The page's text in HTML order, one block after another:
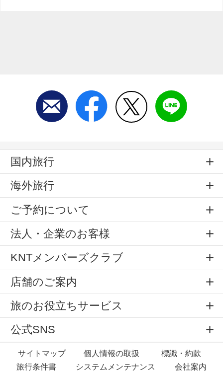
国内旅行
海外旅行
ご予約について
法人・企業のお客様
KNTメンバーズクラブ
店舗のご案内
旅のお役立ちサービス
公式SNS
サイトマップ 個人情報の取扱
標識・約款
旅行条件書
システムメンテナンス 会社案内